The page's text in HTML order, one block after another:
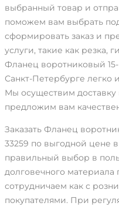
выбранный товар и
поможем вам выбрать
сформировать заказ и
услуги, такие как резка,
Фланец воротниковый 15-
Санкт-Петербурге
Мы осуществим
предложим вам
Заказать Фланец
33259 по выгодной цене
правильный выбор в
долговечного
сотрудничаем как с
покупателями. При